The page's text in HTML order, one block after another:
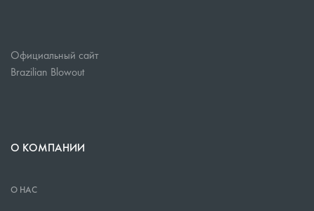
Официальный сайт
Brazilian Blowout
О КОМПАНИИ
О НАС